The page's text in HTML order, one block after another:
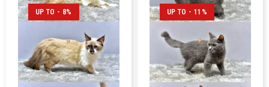
UP TO - 8% UP TO - 11%